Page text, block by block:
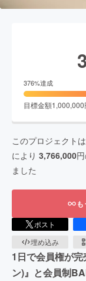
376%達成
目標金額1,000,000
このプロジェクトは
により 3,766,000
ました
ポスト
埋め込み
1日で会員権が
ン)』と会員制